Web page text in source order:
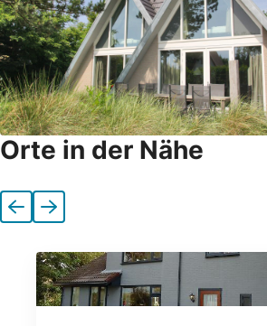
Orte in der Nähe
VorherigeNächste